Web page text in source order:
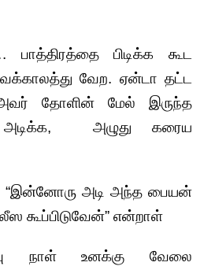
பிடிக்க கூட
வக்காலத்து வேற. ஏன்டா தட்ட
தோளின் மேல் இருந்த
அழுது கரைய
“இன்னோரு அடி அந்த பையன்
கூப்பிடுவேன்” என்றாள்
நாள் உனக்கு வேலை